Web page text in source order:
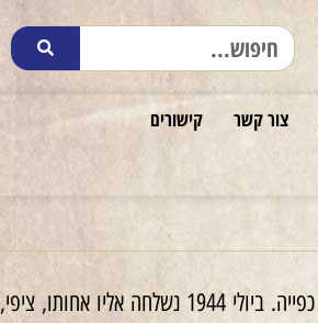
צור קשר
קישורים
למד בישיבה והשתלם במקצוע הנגרות. היה בין מקימי הקן השומרי בעירו ומפעיליו. באפריל 1944 גויס לפלוגה לעבודת כפייה. ביולי 1944 נשלחה אליו אחותו, ציפי,